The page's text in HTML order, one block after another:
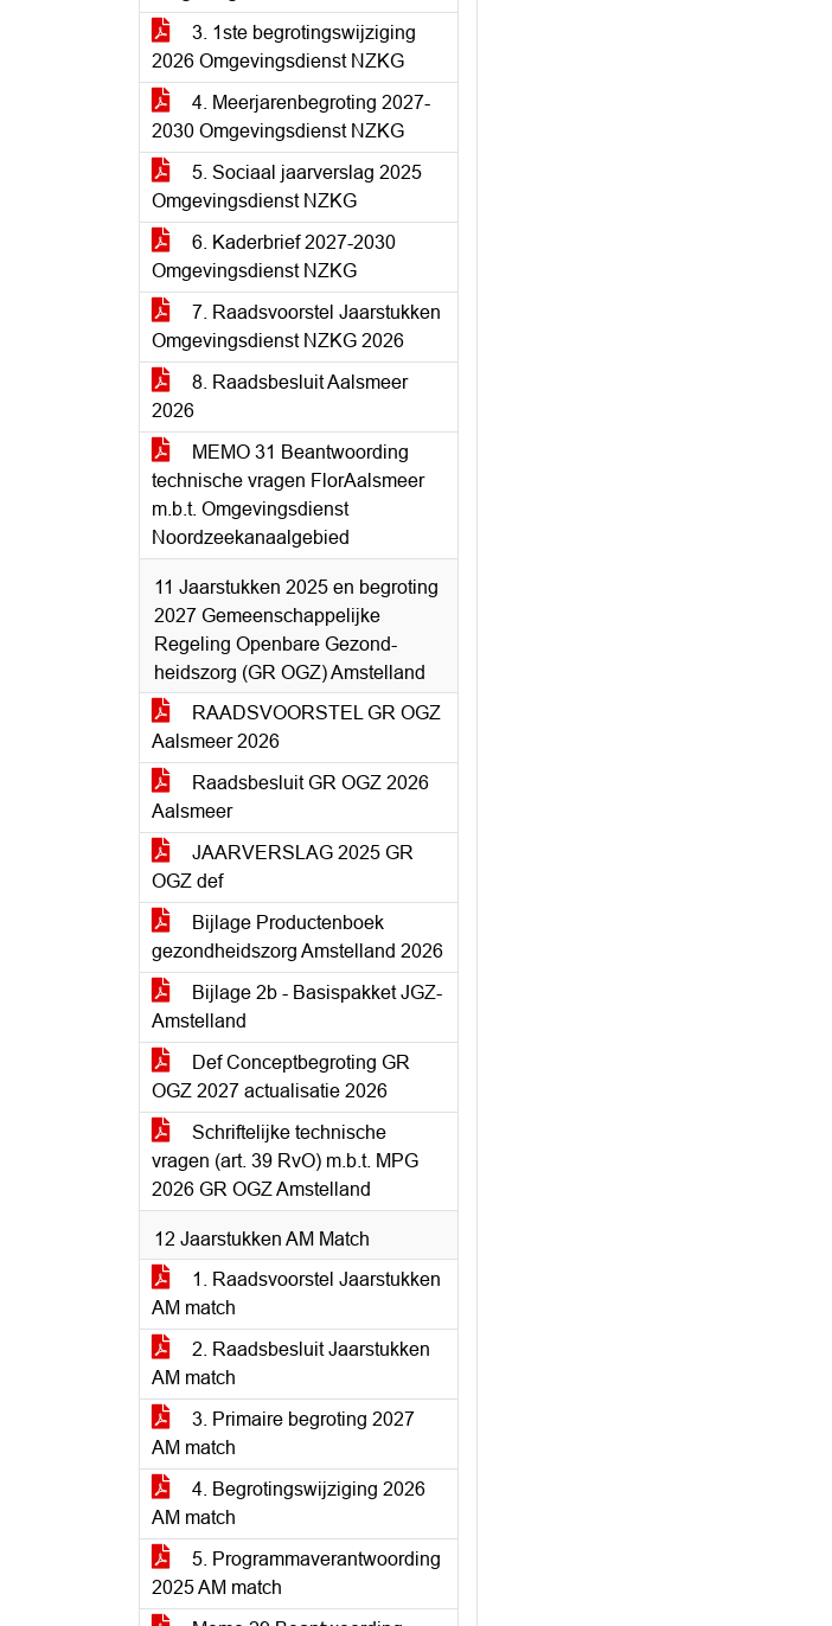
3. 1ste begrotingswijziging
2026 Omgevingsdienst NZKG
4. Meerjarenbegroting 2027-
2030 Omgevingsdienst NZKG
5. Sociaal jaarverslag 2025
Omgevingsdienst NZKG
6. Kaderbrief 2027-2030
Omgevingsdienst NZKG
7. Raadsvoorstel Jaarstukken
Omgevingsdienst NZKG 2026
8. Raadsbesluit Aalsmeer
2026
MEMO 31 Beantwoording
technische vragen FlorAalsmeer
m.b.t. Omgevingsdienst
Noordzeekanaalgebied
11 Jaarstukken 2025 en begroting
2027 Gemeenschappelijke
Regeling Openbare Gezond-
heidszorg (GR OGZ) Amstelland
RAADSVOORSTEL GR OGZ
Aalsmeer 2026
Raadsbesluit GR OGZ 2026
Aalsmeer
JAARVERSLAG 2025 GR
OGZ def
Bijlage Productenboek
gezondheidszorg Amstelland 2026
Bijlage 2b - Basispakket JGZ-
Amstelland
Def Conceptbegroting GR
OGZ 2027 actualisatie 2026
Schriftelijke technische
vragen (art. 39 RvO) m.b.t. MPG
2026 GR OGZ Amstelland
12 Jaarstukken AM Match
1. Raadsvoorstel Jaarstukken
AM match
2. Raadsbesluit Jaarstukken
AM match
3. Primaire begroting 2027
AM match
4. Begrotingswijziging 2026
AM match
5. Programmaverantwoording
2025 AM match